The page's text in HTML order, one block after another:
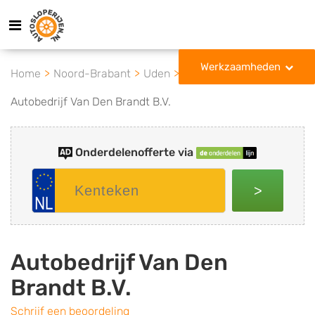
Werkzaamheden
Home Noord-Brabant Uden
Autobedrijf Van Den Brandt B.V.
Onderdelenofferte via
>
Autobedrijf Van Den
Brandt B.V.
Schrijf een beoordeling